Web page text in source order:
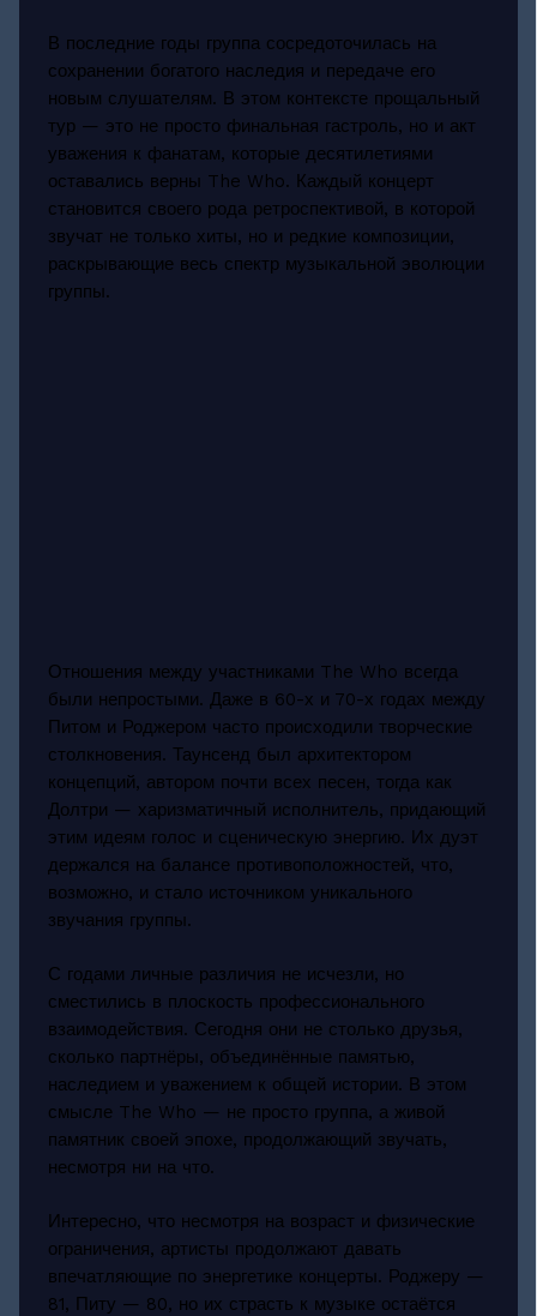
В последние годы группа сосредоточилась на
сохранении богатого наследия и передаче его
новым слушателям. В этом контексте прощальный
тур — это не просто финальная гастроль, но и акт
уважения к фанатам, которые десятилетиями
оставались верны The Who. Каждый концерт
становится своего рода ретроспективой, в которой
звучат не только хиты, но и редкие композиции,
раскрывающие весь спектр музыкальной эволюции
группы.
Отношения между участниками The Who всегда
были непростыми. Даже в 60-х и 70-х годах между
Питом и Роджером часто происходили творческие
столкновения. Таунсенд был архитектором
концепций, автором почти всех песен, тогда как
Долтри — харизматичный исполнитель, придающий
этим идеям голос и сценическую энергию. Их дуэт
держался на балансе противоположностей, что,
возможно, и стало источником уникального
звучания группы.
С годами личные различия не исчезли, но
сместились в плоскость профессионального
взаимодействия. Сегодня они не столько друзья,
сколько партнёры, объединённые памятью,
наследием и уважением к общей истории. В этом
смысле The Who — не просто группа, а живой
памятник своей эпохе, продолжающий звучать,
несмотря ни на что.
Интересно, что несмотря на возраст и физические
ограничения, артисты продолжают давать
впечатляющие по энергетике концерты. Роджеру —
81, Питу — 80, но их страсть к музыке остаётся